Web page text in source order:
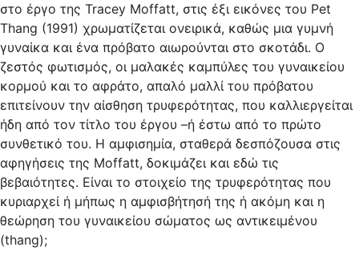
στο έργο της Tracey Moffatt, στις έξι εικόνες του Pet
Thang (1991) χρωματίζεται ονειρικά, καθώς μια γυμνή
γυναίκα και ένα πρόβατο αιωρούνται στο σκοτάδι. Ο
ζεστός φωτισμός, οι μαλακές καμπύλες του γυναικείου
κορμού και το αφράτο, απαλό μαλλί του πρόβατου
επιτείνουν την αίσθηση τρυφερότητας, που καλλιεργείται
ήδη από τον τίτλο του έργου –ή έστω από το πρώτο
συνθετικό του. Η αμφισημία, σταθερά δεσπόζουσα στις
αφηγήσεις της Moffatt, δοκιμάζει και εδώ τις
βεβαιότητες. Είναι το στοιχείο της τρυφερότητας που
κυριαρχεί ή μήπως η αμφισβήτησή της ή ακόμη και η
θεώρηση του γυναικείου σώματος ως αντικειμένου
(thang);